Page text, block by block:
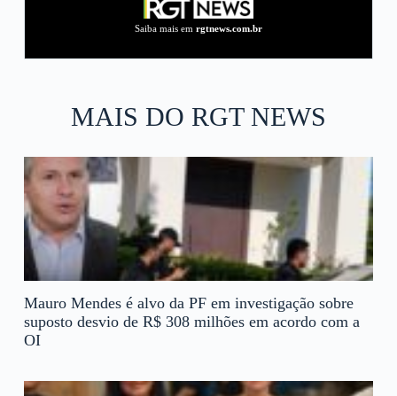
Saiba mais em rgtnews.com.br
MAIS DO RGT NEWS
Mauro Mendes é alvo da PF em investigação sobre
suposto desvio de R$ 308 milhões em acordo com a
OI